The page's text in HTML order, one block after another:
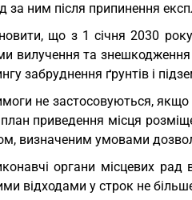
за ним після припинення
що з 1 січня 2030
вилучення та знешкодження
забруднення ґрунтів і
не застосовуються,
приведення місця
визначеним умовами
органи місцевих рад
відходами у строк не